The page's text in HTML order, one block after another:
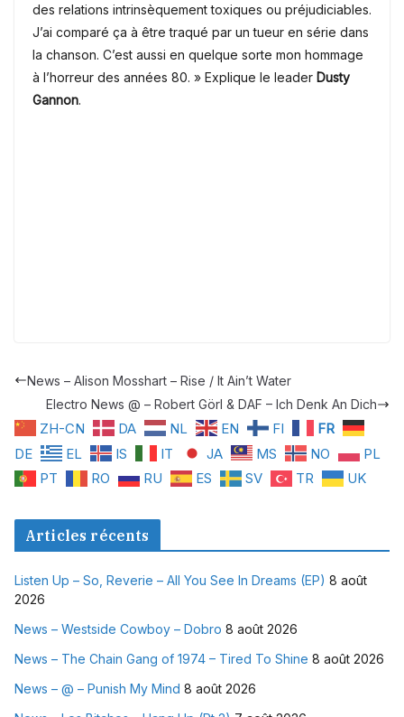
des relations intrinsèquement toxiques ou préjudiciables.
J’ai comparé ça à être traqué par un tueur en série dans
la chanson. C’est aussi en quelque sorte mon hommage
à l’horreur des années 80. » Explique le leader Dusty
Gannon.
News – Alison Mosshart – Rise / It Ain’t Water
Electro News @ – Robert Görl & DAF – Ich Denk An Dich
ZH-CN DA NL EN FI
FR
DE
EL IS IT JA MS NO
PL
PT
RO RU ES SV TR UK
Articles récents
Listen Up – So, Reverie – All You See In Dreams (EP) 8 août
2026
News – Westside Cowboy – Dobro 8 août 2026
News – The Chain Gang of 1974 – Tired To Shine 8 août 2026
News – @ – Punish My Mind 8 août 2026